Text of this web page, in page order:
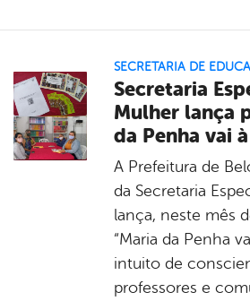
SECRETARIA DE
Secretaria
Mulher lança
da Penha vai
A Prefeitura de
da Secretaria
lança, neste mês
“Maria da Penha
intuito de
professores e